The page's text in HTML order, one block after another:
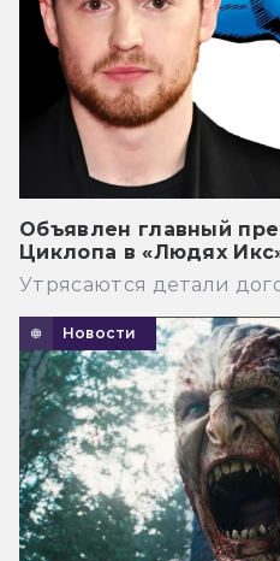
Объявлен главный
Циклопа в «Людях
Утрясаются детали
Новости